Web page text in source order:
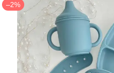
–2%